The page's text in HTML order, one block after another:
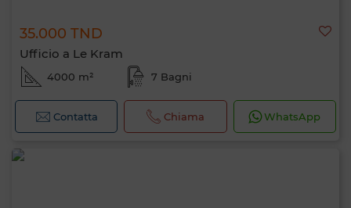
35.000 TND
Ufficio a Le Kram
4000 m² 7 Bagni
Contatta Chiama WhatsApp